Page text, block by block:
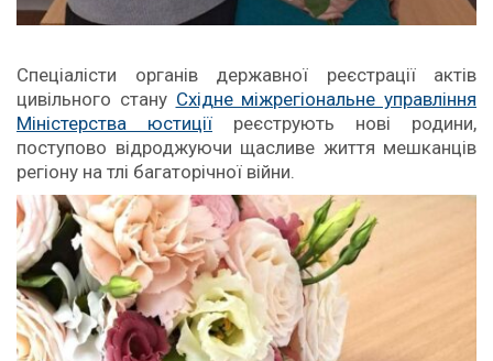
Спеціалісти органів державної реєстрації актів
цивільного стану Східне міжрегіональне управління
Міністерства юстиції реєструють нові родини,
поступово відроджуючи щасливе життя мешканців
регіону на тлі багаторічної війни.